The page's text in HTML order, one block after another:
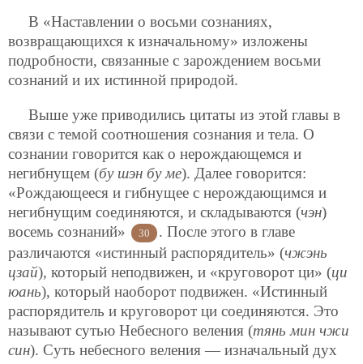
В «Наставлении о восьми сознаниях,
возвращающихся к изначальному» изложены
подробности, связанные с зарождением восьми
сознаний и их истинной природой.
Выше уже приводились цитаты из этой главы в
связи с темой соотношения сознания и тела. О
сознании говорится как о нерождающемся и
негибнущем (бу шэн бу ме). Далее говорится:
«Рождающееся и гибнущее с нерождающимся и
негибнущим соединяются, и складываются (чэн)
восемь сознаний»
30
. После этого в главе
различаются «истинный распорядитель» (чжэнь
цзай), который неподвижен, и «круговорот ци» (ци
юань), который наоборот подвижен. «Истинный
распорядитель и круговорот ци соединяются. Это
называют сутью Небесного веления (тянь мин чжи
син). Суть небесного веления — изначальный дух